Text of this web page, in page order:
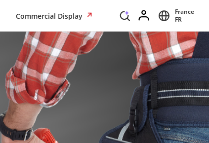
Commercial Display
France
FR